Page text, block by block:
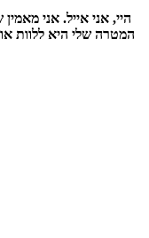
היי, אני אייל. אני
המטרה שלי היא ללוות